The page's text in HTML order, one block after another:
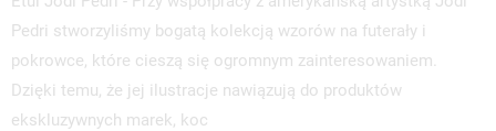
Pedri stworzyliśmy bogatą kolekcją wzorów na futerały i
pokrowce, które cieszą się ogromnym zainteresowaniem.
Dzięki temu, że jej ilustracje nawiązują do produktów
ekskluzywnych marek, koc